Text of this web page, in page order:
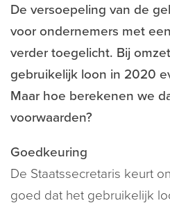
De versoepeling van de
voor ondernemers met
verder toegelicht. Bij
gebruikelijk loon in 2020
Maar hoe berekenen we
voorwaarden?
Goedkeuring
De Staatssecretaris keurt
goed dat het gebruikelijk